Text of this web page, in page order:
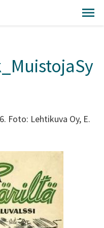
Foto: Lehtikuva Oy, E.